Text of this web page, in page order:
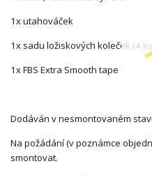
1x utahováček
1x sadu ložiskových koleček (4
1x FBS Extra Smooth tape
Dodáván v nesmontovaném
Na požádání (v poznámce
smontovat.